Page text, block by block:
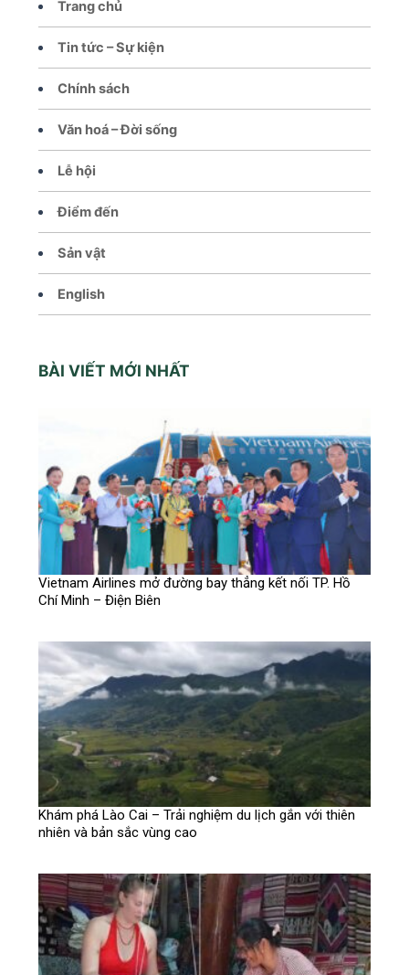
Trang chủ
Tin tức – Sự kiện
Chính sách
Văn hoá – Đời sống
Lễ hội
Điểm đến
Sản vật
English
BÀI VIẾT MỚI NHẤT
Vietnam Airlines mở đường bay thẳng kết nối TP. Hồ
Chí Minh – Điện Biên
Khám phá Lào Cai – Trải nghiệm du lịch gắn với thiên
nhiên và bản sắc vùng cao